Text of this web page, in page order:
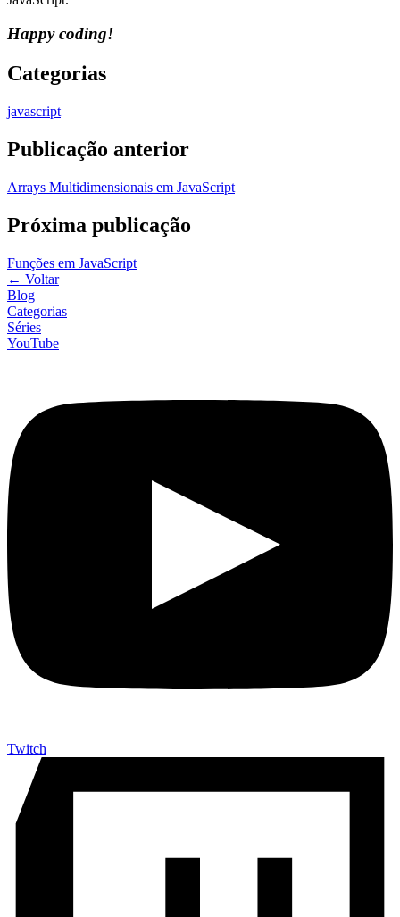
Happy coding!
Categorias
javascript
Publicação anterior
Arrays Multidimensionais em JavaScript
Próxima publicação
Funções em JavaScript
← Voltar
Blog
Categorias
Séries
YouTube
Twitch